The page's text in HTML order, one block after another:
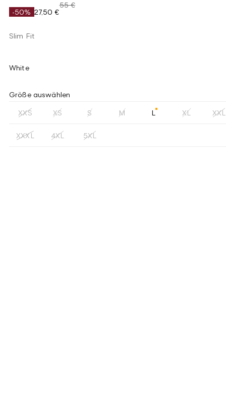
-50% 27,50 €
55 €
Slim Fit
White
Größe auswählen
XXS XS S M L XL XXL
XXXL 4XL 5XL